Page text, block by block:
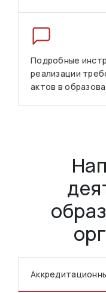
Подробные
реализации
актов в